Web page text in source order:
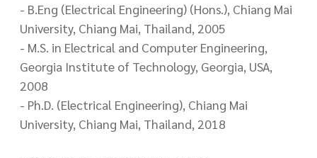
- B.Eng (Electrical Engineering) (Hons.), Chiang Mai
University, Chiang Mai, Thailand, 2005
- M.S. in Electrical and Computer Engineering,
Georgia Institute of Technology, Georgia, USA,
2008
- Ph.D. (Electrical Engineering), Chiang Mai
University, Chiang Mai, Thailand, 2018